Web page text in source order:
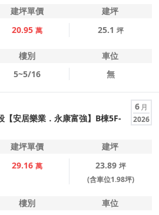
建坪單價
建坪
20.95 萬 25.1 坪
樓別
車位
5~5/16 無
【安居樂業．永康富強】B棟5F-
6 月
2026
建坪單價
建坪
29.16 萬 23.89 坪
(含車位1.98坪)
樓別
車位